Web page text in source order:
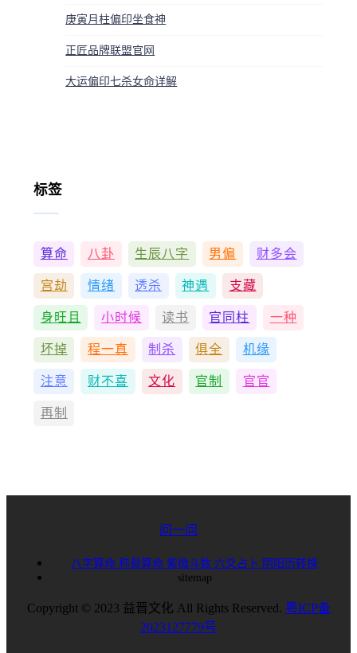
庚寅月柱偏印坐食神
正匠品牌联盟官网
大运偏印七杀女命详解
标签
算命 八卦 生辰八字 男偏 财多会
宫劫 情绪 透杀 神遇 支藏
身旺且 小时候 读书 官同柱 一种
坏掉 程一真 制杀 俱全 机缘
注意 财不喜 文化 官制 官官
再制
问一问
八字算命 称骨算命 紫微斗数 六爻占卜 阴阳历转换
sitemap
Copyright © 2023 益晋文化 All Rights Reserved. 粤ICP备
2023127779号